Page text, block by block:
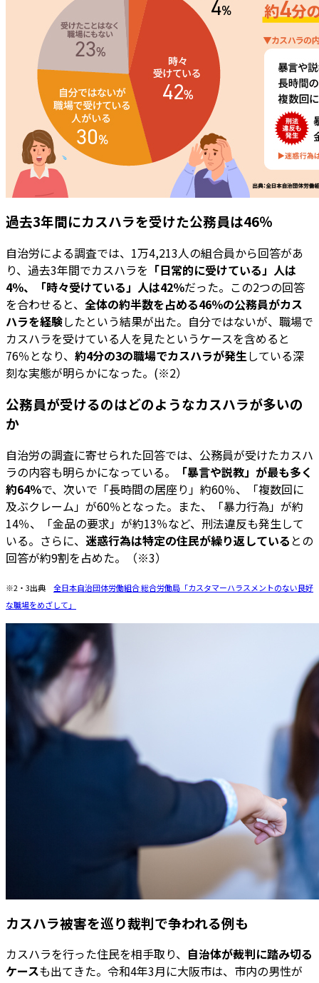
過去3年間にカスハラを受けた公務員は46％
自治労による調査では、1万4,213人の組合員から回答があ
り、過去3年間でカスハラを 「日常的に受けている」人は
4％、「時々受けている」人は42％だった。この2つの回答
を合わせると、 全体の約半数を占める46％の公務員がカス
ハラを経験したという結果が出た。自分ではないが、職場で
カスハラを受けている人を見たというケースを含めると
76％となり、 約4分の3の職場でカスハラが発生している深
刻な実態が明らかになった。(※2）
公務員が受けるのはどのようなカスハラが多いの
か
自治労の調査に寄せられた回答では、公務員が受けたカスハ
ラの内容も明らかになっている。
「暴言や説教」が最も多く
約64％で、次いで「長時間の居座り」約60％、「複数回に
及ぶクレーム」が60％となった。また、「暴力行為」が約
14％、「金品の要求」が約13％など、刑法違反も発生して
いる。さらに、 迷惑行為は特定の住民が繰り返している との
回答が約9割を占めた。（※3）
※2・3出典 全日本自治団体労働組合 総合労働局「カスタマーハラスメントのない良好
な職場をめざして」
カスハラ被害を巡り裁判で争われる例も
カスハラを行った住民を相手取り、 自治体が裁判に踏み切る
ケースも出てきた。令和4年3月に大阪市は、市内の男性が